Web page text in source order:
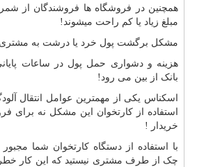
همچنین در فروشگاه ها فروشندگان از
مبلغ زیاد یا کم راحت میشوند!
مشکل برگشت پول خرد یا درشت به مشتری
هزینه و دشواری حمل پول در ساعات
بانک از بین می رود!
اسکناس یکی از مهمترین عوامل انتقال
استفاده از کارتخوان این مشکل نه برای
خریدار !
با استفاده از دستگاه کارتخوان شما مجبور
چک از طرف مشتری نیستید که این کار